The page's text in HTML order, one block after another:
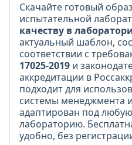
Скачайте готовый
испытательной
качеству в
актуальный шаблон,
соответствии с
17025-2019 и
аккредитации в
подходит для
системы менеджмента
адаптирован под
лабораторию.
удобно, без